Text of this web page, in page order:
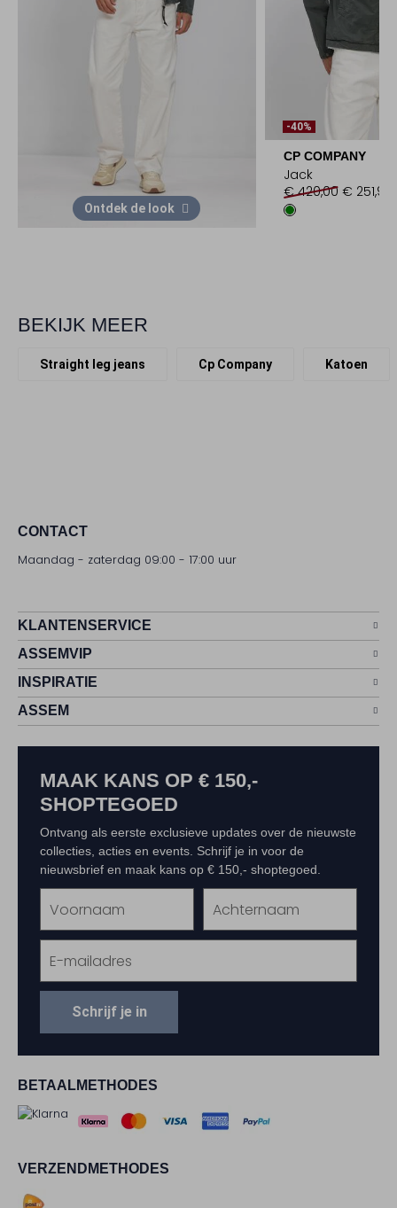
Ontdek de look
-40%
CP COMPANY
Jack
€ 420,00 € 251,99
BEKIJK MEER
Straight leg jeans Cp Company Katoen
CONTACT
Maandag - zaterdag 09:00 - 17:00 uur
KLANTENSERVICE
ASSEMVIP
INSPIRATIE
ASSEM
BETAALMETHODES
VERZENDMETHODES
MAAK KANS OP € 150,-
SHOPTEGOED
Ontvang als eerste exclusieve updates over de nieuwste
collecties, acties en events. Schrijf je in voor de
nieuwsbrief en maak kans op € 150,- shoptegoed.
Schrijf je in